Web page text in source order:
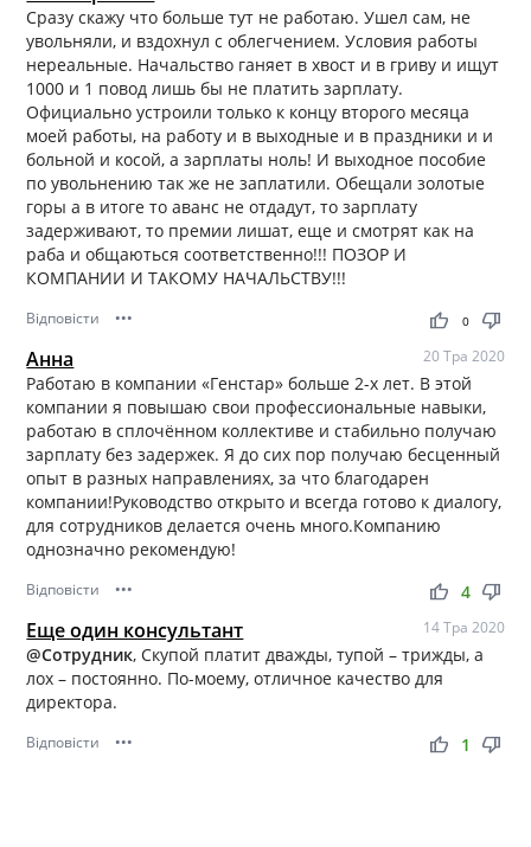
Сразу скажу что больше тут не работаю. Ушел сам, не
увольняли, и вздохнул с облегчением. Условия работы
нереальные. Начальство ганяет в хвост и в гриву и ищут
1000 и 1 повод лишь бы не платить зарплату.
Официально устроили только к концу второго месяца
моей работы, на работу и в выходные и в праздники и и
больной и косой, а зарплаты ноль! И выходное пособие
по увольнению так же не заплатили. Обещали золотые
горы а в итоге то аванс не отдадут, то зарплату
задерживают, то премии лишат, еще и смотрят как на
раба и общаються соответственно!!! ПОЗОР И
КОМПАНИИ И ТАКОМУ НАЧАЛЬСТВУ!!!
Відповісти ••• thumb_up thumb_down
0
Анна 20 Тра 2020
Работаю в компании «Генстар» больше 2-х лет. В этой
компании я повышаю свои профессиональные навыки,
работаю в сплочённом коллективе и стабильно получаю
зарплату без задержек. Я до сих пор получаю бесценный
опыт в разных направлениях, за что благодарен
компании!Руководство открыто и всегда готово к диалогу,
для сотрудников делается очень много.Компанию
однозначно рекомендую!
Відповісти ••• thumb_up thumb_down
4
Еще один консультант 14 Тра 2020
@Сотрудник, Скупой платит дважды, тупой – трижды, а
лох – постоянно. По-моему, отличное качество для
директора.
Відповісти ••• thumb_up thumb_down
1